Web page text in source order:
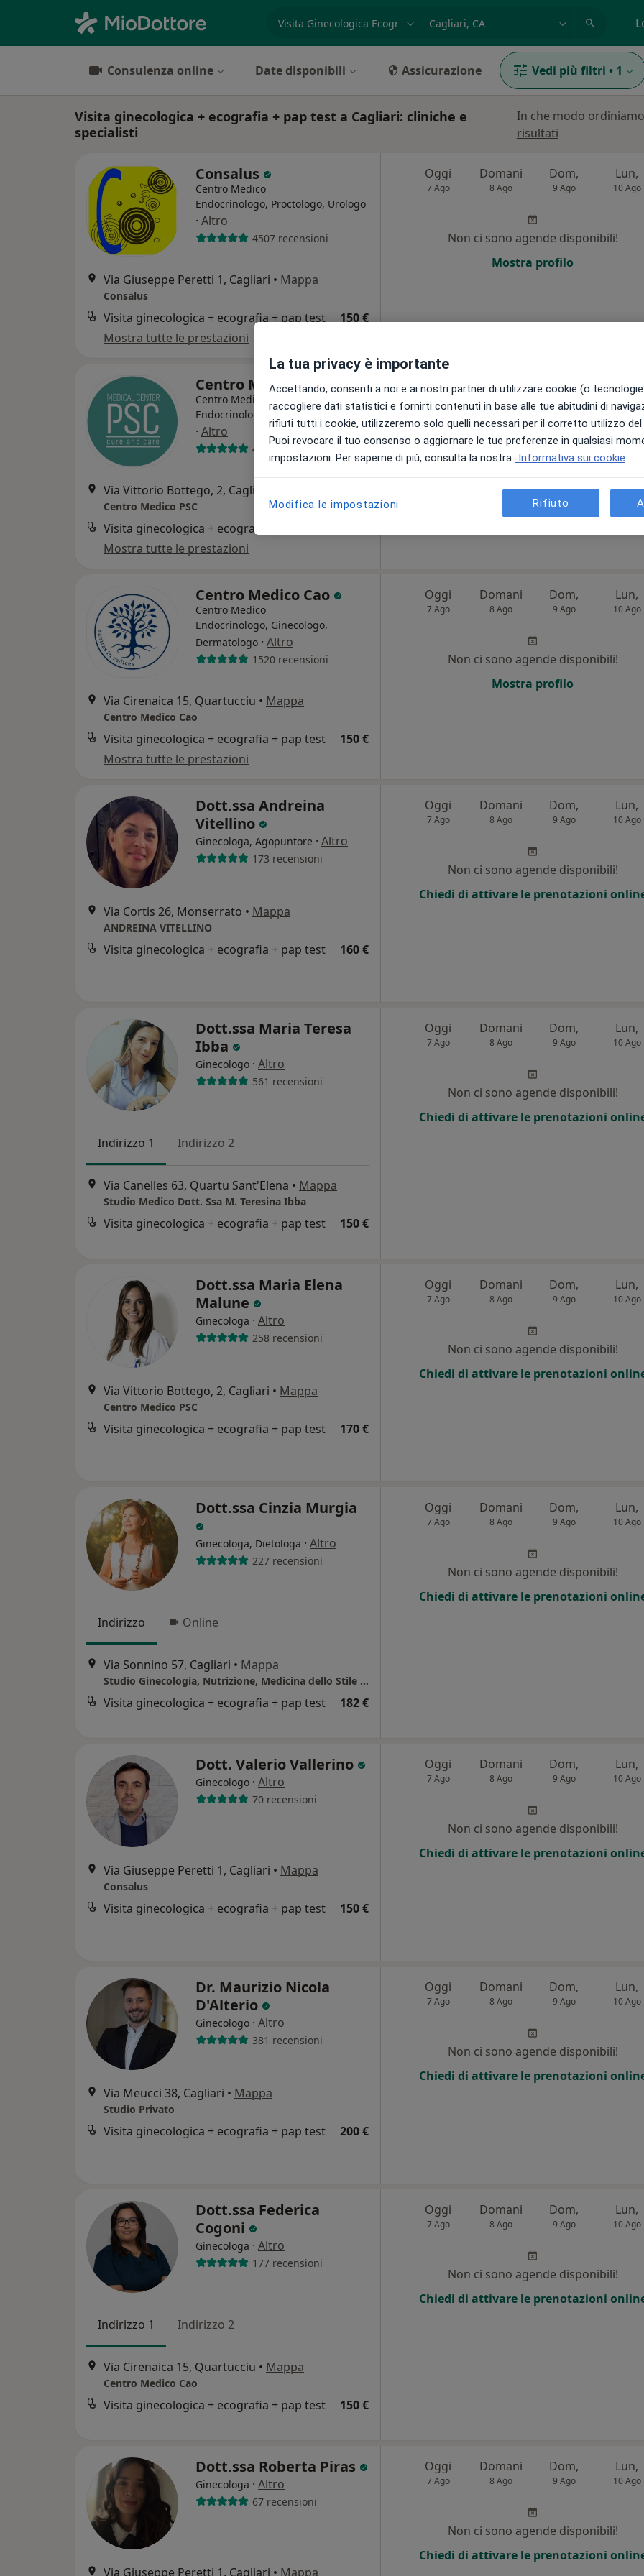
Consulenza online Date disponibili Assicurazione Vedi più filtri • 1
Visita ginecologica + ecografia + pap test a Cagliari: cliniche e
specialisti
In che modo
risultati
Consalus
Centro Medico
Endocrinologo, Proctologo, Urologo
· Altro
4507 recensioni
Via Giuseppe Peretti 1, Cagliari • Mappa
Consalus
Visita ginecologica + ecografia + pap test
150 €
Mostra tutte le prestazioni
Oggi
7 Ago
Domani
8 Ago
Dom,
9 Ago
Lun,
10 Ago
Non ci sono agende disponibili!
Mostra profilo
Centro Medico PSC
Centro Medico
Endocrinologo, Proctologo, Urologo
· Altro
4118 recensioni
Via Vittorio Bottego, 2, Cagliari
Centro Medico PSC
Visita ginecologica + ecografia + pap test
Mostra tutte le prestazioni
Oggi Domani Dom, Lun,
10 Ago
Non ci sono agende disponibili!
Centro Medico Cao
Centro Medico
Endocrinologo, Ginecologo,
Dermatologo · Altro
1520 recensioni
Via Cirenaica 15, Quartucciu • Mappa
Centro Medico Cao
Visita ginecologica + ecografia + pap test
150 €
Mostra tutte le prestazioni
Oggi
7 Ago
Domani
8 Ago
Dom,
9 Ago
Lun,
10 Ago
Non ci sono agende disponibili!
Mostra profilo
Dott.ssa Andreina
Vitellino
Ginecologa, Agopuntore · Altro
173 recensioni
Via Cortis 26, Monserrato • Mappa
ANDREINA VITELLINO
Visita ginecologica + ecografia + pap test 160 €
Oggi
7 Ago
Domani
8 Ago
Dom,
9 Ago
Lun,
10 Ago
Non ci sono agende disponibili!
Chiedi di attivare le prenotazioni
Dott.ssa Maria Teresa
Ibba
Ginecologo · Altro
561 recensioni
Indirizzo 1 Indirizzo 2
Via Canelles 63, Quartu Sant'Elena • Mappa
Studio Medico Dott. Ssa M. Teresina Ibba
Visita ginecologica + ecografia + pap test 150 €
Oggi
7 Ago
Domani
8 Ago
Dom,
9 Ago
Lun,
10 Ago
Non ci sono agende disponibili!
Chiedi di attivare le prenotazioni
Dott.ssa Maria Elena
Malune
Ginecologa · Altro
258 recensioni
Via Vittorio Bottego, 2, Cagliari • Mappa
Centro Medico PSC
Visita ginecologica + ecografia + pap test 170 €
Oggi
7 Ago
Domani
8 Ago
Dom,
9 Ago
Lun,
10 Ago
Non ci sono agende disponibili!
Chiedi di attivare le prenotazioni
Dott.ssa Cinzia Murgia
Ginecologa, Dietologa · Altro
227 recensioni
Indirizzo Online
Via Sonnino 57, Cagliari • Mappa
Studio Ginecologia, Nutrizione, Medicina dello Stile di Vita
Visita ginecologica + ecografia + pap test 182 €
Oggi
7 Ago
Domani
8 Ago
Dom,
9 Ago
Lun,
10 Ago
Non ci sono agende disponibili!
Chiedi di attivare le prenotazioni
Dott. Valerio Vallerino
Ginecologo · Altro
70 recensioni
Via Giuseppe Peretti 1, Cagliari • Mappa
Consalus
Visita ginecologica + ecografia + pap test 150 €
Oggi
7 Ago
Domani
8 Ago
Dom,
9 Ago
Lun,
10 Ago
Non ci sono agende disponibili!
Chiedi di attivare le prenotazioni
Dr. Maurizio Nicola
D'Alterio
Ginecologo · Altro
381 recensioni
Via Meucci 38, Cagliari • Mappa
Studio Privato
Visita ginecologica + ecografia + pap test 200 €
Oggi
7 Ago
Domani
8 Ago
Dom,
9 Ago
Lun,
10 Ago
Non ci sono agende disponibili!
Chiedi di attivare le prenotazioni
Dott.ssa Federica
Cogoni
Ginecologa · Altro
177 recensioni
Indirizzo 1 Indirizzo 2
Via Cirenaica 15, Quartucciu • Mappa
Centro Medico Cao
Visita ginecologica + ecografia + pap test 150 €
Oggi
7 Ago
Domani
8 Ago
Dom,
9 Ago
Lun,
10 Ago
Non ci sono agende disponibili!
Chiedi di attivare le prenotazioni
Dott.ssa Roberta Piras
Ginecologa · Altro
67 recensioni
Via Giuseppe Peretti 1, Cagliari • Mappa
Oggi
7 Ago
Domani
8 Ago
Dom,
9 Ago
Lun,
10 Ago
Non ci sono agende disponibili!
Chiedi di attivare le prenotazioni
La tua privacy è importante
Accettando, consenti a noi e ai nostri partner di utilizzare cookie (o
raccogliere dati statistici e fornirti contenuti in base alle tue abitudini di
rifiuti tutti i cookie, utilizzeremo solo quelli necessari per il corretto utilizzo
Puoi revocare il tuo consenso o aggiornare le tue preferenze in qualsiasi
impostazioni. Per saperne di più, consulta la nostra Informativa sui cookie
Modifica le impostazioni Rifiuto